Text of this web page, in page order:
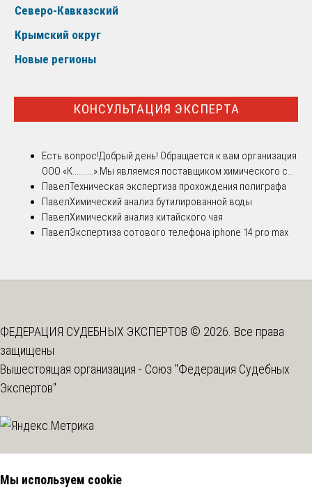
Северо-Кавказский
Крымский округ
Новые регионы
КОНСУЛЬТАЦИЯ ЭКСПЕРТА
Есть вопрос!Добрый день! Обращается к вам организация
ООО «К..........».Мы являемся поставщиком химического с...
ПавелТехническая экспертиза прохождения полиграфа
ПавелХимический анализ бутилированной воды
ПавелХимический анализ китайского чая
ПавелЭкспертиза сотового телефона iphone 14 pro max
ФЕДЕРАЦИЯ СУДЕБНЫХ ЭКСПЕРТОВ © 2026. Все права
защищены
Вышестоящая организация - Союз "Федерация Судебных
Экспертов"
Мы используем cookie